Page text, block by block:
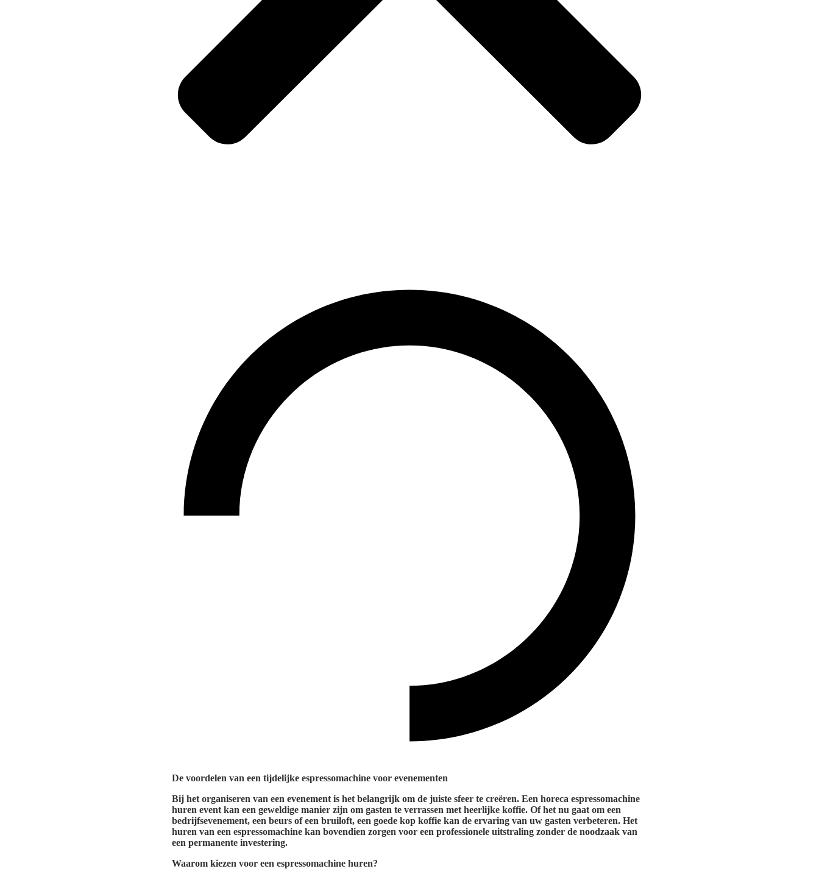
De voordelen van een tijdelijke espressomachine voor evenementen
Bij het organiseren van een evenement is het belangrijk om de juiste sfeer te creëren. Een horeca espressomachine
huren event kan een geweldige manier zijn om gasten te verrassen met heerlijke koffie. Of het nu gaat om een
bedrijfsevenement, een beurs of een bruiloft, een goede kop koffie kan de ervaring van uw gasten verbeteren. Het
huren van een espressomachine kan bovendien zorgen voor een professionele uitstraling zonder de noodzaak van
een permanente investering.
Waarom kiezen voor een espressomachine huren?